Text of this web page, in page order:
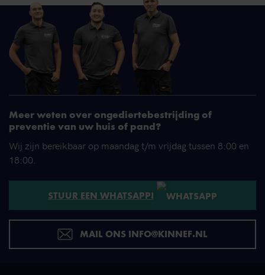
Meer weten over ongediertebestrijding of
preventie van uw huis of pand?
Wij zijn bereikbaar op maandag t/m vrijdag tussen 8:00 en
18:00.
STUUR EEN WHATSAPP!
MAIL ONS INFO@KINNEF.NL